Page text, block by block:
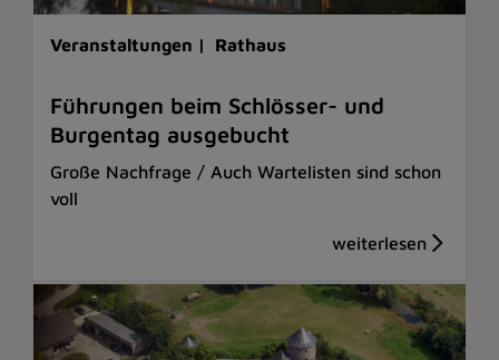
Veranstaltungen | Rathaus
Führungen beim Schlösser- und
Burgentag ausgebucht
Große Nachfrage / Auch Wartelisten sind schon
voll